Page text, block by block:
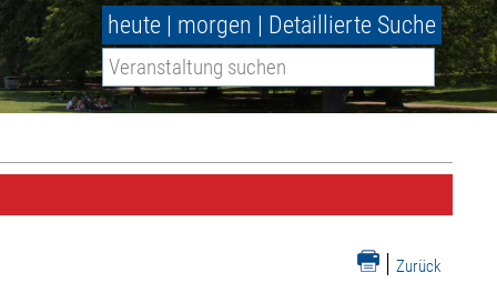
heute | morgen | Detaillierte Suche
| Zurück